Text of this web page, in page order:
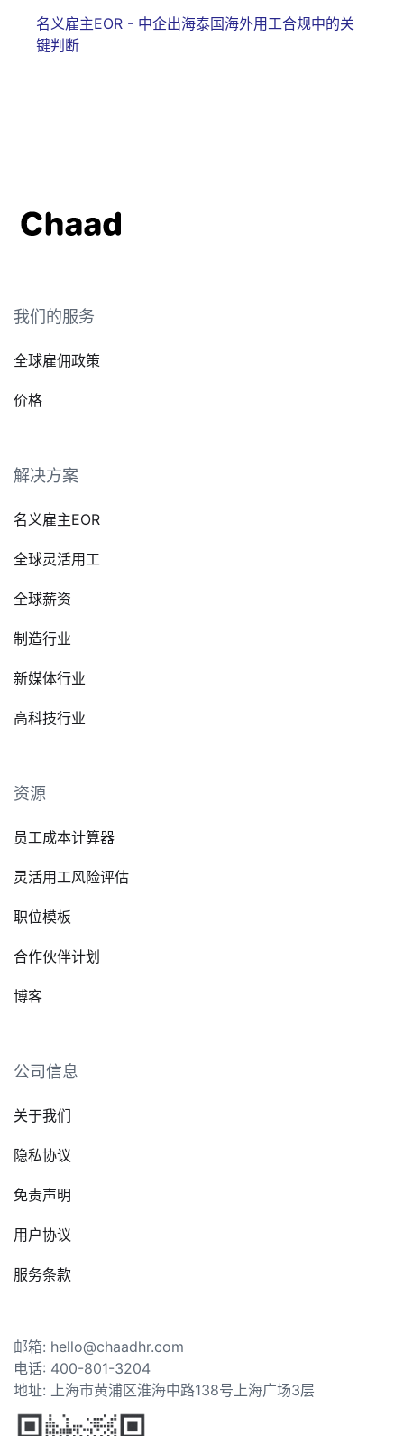
名义雇主EOR - 中企出海泰国海外用工合规中的关
键判断
我们的服务
全球雇佣政策
价格
解决方案
名义雇主EOR
全球灵活用工
全球薪资
制造行业
新媒体行业
高科技行业
资源
员工成本计算器
灵活用工风险评估
职位模板
合作伙伴计划
博客
公司信息
关于我们
隐私协议
免责声明
用户协议
服务条款
邮箱: hello@chaadhr.com
电话: 400-801-3204
地址: 上海市黄浦区淮海中路138号上海广场3层